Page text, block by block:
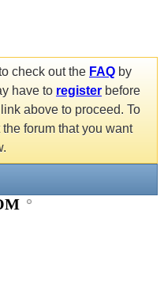
check out the FAQ by
have to register before
above to proceed. To
forum that you want